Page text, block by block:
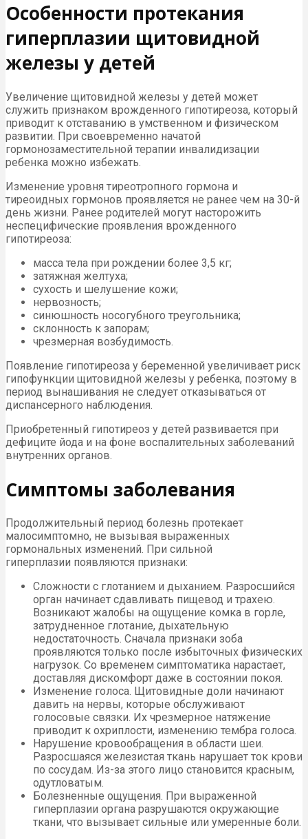
Особенности протекания
гиперплазии щитовидной
железы у детей
Увеличение щитовидной железы у детей может
служить признаком врожденного гипотиреоза, который
приводит к отставанию в умственном и физическом
развитии. При своевременно начатой
гормонозаместительной терапии инвалидизации
ребенка можно избежать.
Изменение уровня тиреотропного гормона и
тиреоидных гормонов проявляется не ранее чем на 30-й
день жизни. Ранее родителей могут насторожить
неспецифические проявления врожденного
гипотиреоза:
масса тела при рождении более 3,5 кг;
затяжная желтуха;
сухость и шелушение кожи;
нервозность;
синюшность носогубного треугольника;
склонность к запорам;
чрезмерная возбудимость.
Появление гипотиреоза у беременной увеличивает риск
гипофункции щитовидной железы у ребенка, поэтому в
период вынашивания не следует отказываться от
диспансерного наблюдения.
Приобретенный гипотиреоз у детей развивается при
дефиците йода и на фоне воспалительных заболеваний
внутренних органов.
Симптомы заболевания
Продолжительный период болезнь протекает
малосимптомно, не вызывая выраженных
гормональных изменений. При сильной
гиперплазии появляются признаки:
Сложности с глотанием и дыханием. Разросшийся
орган начинает сдавливать пищевод и трахею.
Возникают жалобы на ощущение комка в горле,
затрудненное глотание, дыхательную
недостаточность. Сначала признаки зоба
проявляются только после избыточных физических
нагрузок. Со временем симптоматика нарастает,
доставляя дискомфорт даже в состоянии покоя.
Изменение голоса. Щитовидные доли начинают
давить на нервы, которые обслуживают
голосовые связки. Их чрезмерное натяжение
приводит к охриплости, изменению тембра голоса.
Нарушение кровообращения в области шеи.
Разросшаяся железистая ткань нарушает ток крови
по сосудам. Из-за этого лицо становится красным,
одутловатым.
Болезненные ощущения. При выраженной
гиперплазии органа разрушаются окружающие
ткани, что вызывает сильные или умеренные боли.